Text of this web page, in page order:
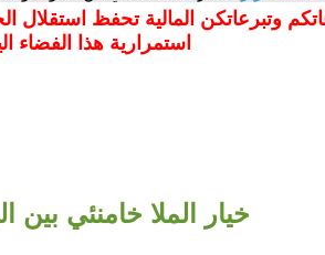
وتبرعاتكن المالية تحفظ استقلال
استمرارية هذا الفضاء
خيار الملا خامنئي بين